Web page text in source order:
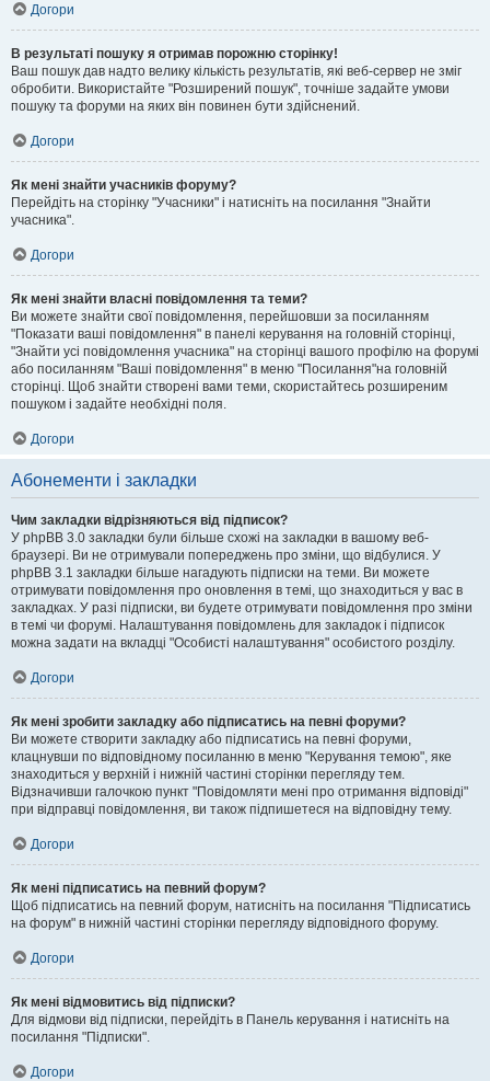
Догори
В результаті пошуку я отримав порожню сторінку!
Ваш пошук дав надто велику кількість результатів, які веб-сервер не зміг
обробити. Використайте "Розширений пошук", точніше задайте умови
пошуку та форуми на яких він повинен бути здійснений.
Догори
Як мені знайти учасників форуму?
Перейдіть на сторінку "Учасники" і натисніть на посилання "Знайти
учасника".
Догори
Як мені знайти власні повідомлення та теми?
Ви можете знайти свої повідомлення, перейшовши за посиланням
"Показати ваші повідомлення" в панелі керування на головній сторінці,
"Знайти усі повідомлення учасника" на сторінці вашого профілю на форумі
або посиланням "Ваші повідомлення" в меню "Посилання"на головній
сторінці. Щоб знайти створені вами теми, скористайтесь розширеним
пошуком і задайте необхідні поля.
Догори
Абонементи і закладки
Чим закладки відрізняються від підписок?
У phpBB 3.0 закладки були більше схожі на закладки в вашому веб-
браузері. Ви не отримували попереджень про зміни, що відбулися. У
phpBB 3.1 закладки більше нагадують підписки на теми. Ви можете
отримувати повідомлення про оновлення в темі, що знаходиться у вас в
закладках. У разі підписки, ви будете отримувати повідомлення про зміни
в темі чи форумі. Налаштування повідомлень для закладок і підписок
можна задати на вкладці "Особисті налаштування" особистого розділу.
Догори
Як мені зробити закладку або підписатись на певні форуми?
Ви можете створити закладку або підписатись на певні форуми,
клацнувши по відповідному посиланню в меню "Керування темою", яке
знаходиться у верхній і нижній частині сторінки перегляду тем.
Відзначивши галочкою пункт "Повідомляти мені про отримання відповіді"
при відправці повідомлення, ви також підпишетеся на відповідну тему.
Догори
Як мені підписатись на певний форум?
Щоб підписатись на певний форум, натисніть на посилання "Підписатись
на форум" в нижній частині сторінки перегляду відповідного форуму.
Догори
Як мені відмовитись від підписки?
Для відмови від підписки, перейдіть в Панель керування і натисніть на
посилання "Підписки".
Догори